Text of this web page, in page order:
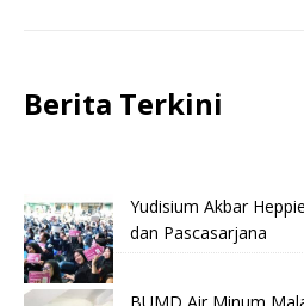
Berita Terkini
Yudisium Akbar
dan Pascasarjana